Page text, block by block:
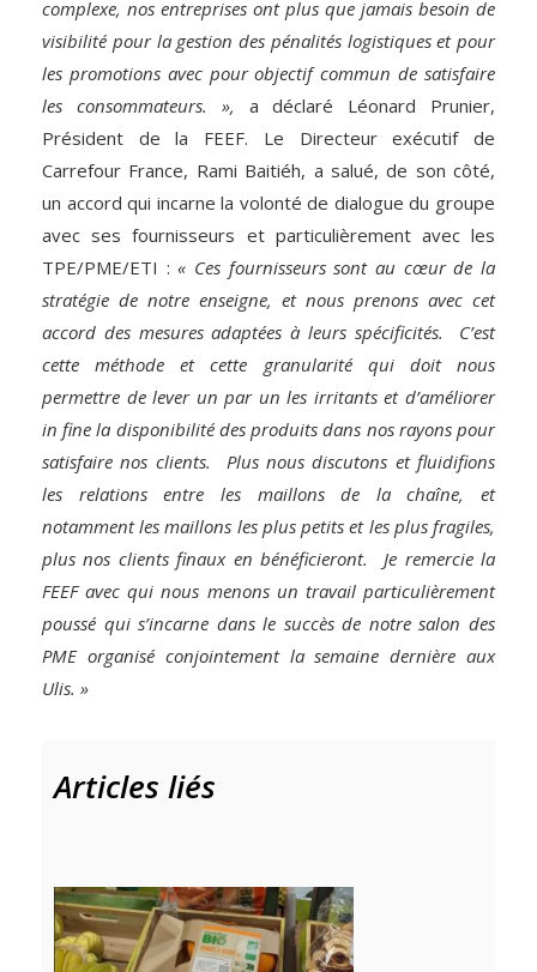
complexe, nos entreprises ont plus que jamais besoin de
visibilité pour la gestion des pénalités logistiques et pour
les promotions avec pour objectif commun de satisfaire
les consommateurs. », a déclaré Léonard Prunier,
Président de la FEEF. Le Directeur exécutif de
Carrefour France, Rami Baitiéh, a salué, de son côté,
un accord qui incarne la volonté de dialogue du groupe
avec ses fournisseurs et particulièrement avec les
TPE/PME/ETI :« Ces fournisseurs sont au cœur de la
stratégie de notre enseigne, et nous prenons avec cet
accord des mesures adaptées à leurs spécificités. C’est
cette méthode et cette granularité qui doit nous
permettre de lever un par un les irritants et d’améliorer
in fine la disponibilité des produits dans nos rayons pour
satisfaire nos clients. Plus nous discutons et fluidifions
les relations entre les maillons de la chaîne, et
notamment les maillons les plus petits et les plus fragiles,
plus nos clients finaux en bénéficieront. Je remercie la
FEEF avec qui nous menons un travail particulièrement
poussé qui s’incarne dans le succès de notre salon des
PME organisé conjointement la semaine dernière aux
Ulis. »
Articles liés